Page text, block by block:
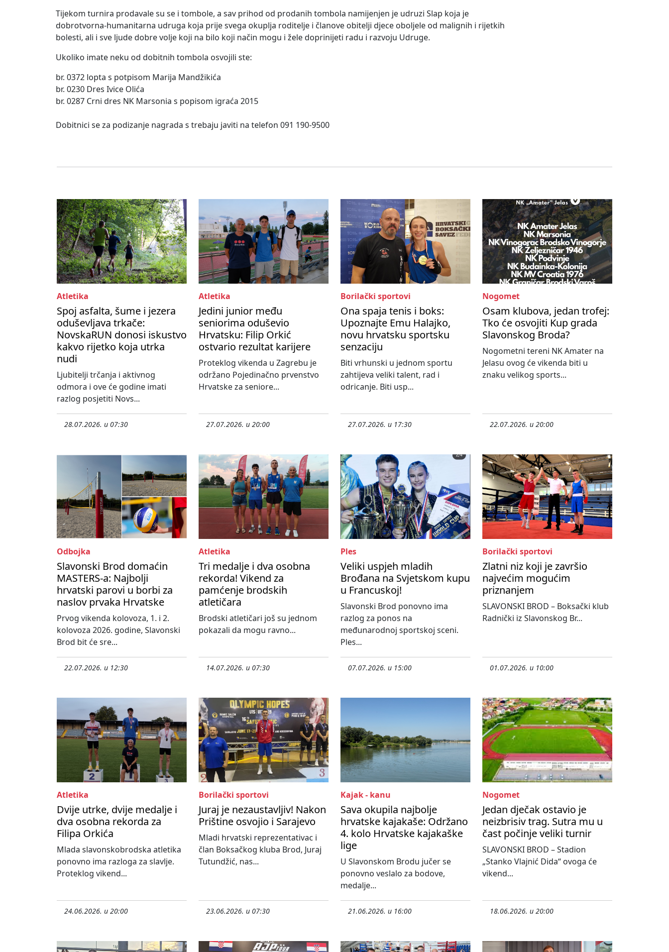
Tijekom turnira prodavale su se i tombole, a sav prihod od prodanih tombola namijenjen je udruzi Slap koja je
dobrotvorna-humanitarna udruga koja prije svega okuplja roditelje i članove obitelji djece oboljele od malignih i rijetkih
bolesti, ali i sve ljude dobre volje koji na bilo koji način mogu i žele doprinijeti radu i razvoju Udruge.
Ukoliko imate neku od dobitnih tombola osvojili ste:
br. 0372 lopta s potpisom Marija Mandžikića
br. 0230 Dres Ivice Olića
br. 0287 Crni dres NK Marsonia s popisom igraća 2015
Dobitnici se za podizanje nagrada s trebaju javiti na telefon 091 190-9500
Atletika
Spoj asfalta, šume i jezera
oduševljava trkače:
NovskaRUN donosi iskustvo
kakvo rijetko koja utrka
nudi
Ljubitelji trčanja i aktivnog
odmora i ove će godine imati
razlog posjetiti Novs...
28.07.2026. u 07:30
Atletika
Jedini junior među
seniorima oduševio
Hrvatsku: Filip Orkić
ostvario rezultat karijere
Proteklog vikenda u Zagrebu je
održano Pojedinačno prvenstvo
Hrvatske za seniore...
27.07.2026. u 20:00
Borilački sportovi
Ona spaja tenis i boks:
Upoznajte Emu Halajko,
novu hrvatsku sportsku
senzaciju
Biti vrhunski u jednom sportu
zahtijeva veliki talent, rad i
odricanje. Biti usp...
27.07.2026. u 17:30
Nogomet
Osam klubova, jedan trofej:
Tko će osvojiti Kup grada
Slavonskog Broda?
Nogometni tereni NK Amater na
Jelasu ovog će vikenda biti u
znaku velikog sports...
22.07.2026. u 20:00
Odbojka
Slavonski Brod domaćin
MASTERS-a: Najbolji
hrvatski parovi u borbi za
naslov prvaka Hrvatske
Prvog vikenda kolovoza, 1. i 2.
kolovoza 2026. godine, Slavonski
Brod bit će sre...
22.07.2026. u 12:30
Atletika
Tri medalje i dva osobna
rekorda! Vikend za
pamćenje brodskih
atletičara
Brodski atletičari još su jednom
pokazali da mogu ravno...
14.07.2026. u 07:30
Ples
Veliki uspjeh mladih
Brođana na Svjetskom kupu
u Francuskoj!
Slavonski Brod ponovno ima
razlog za ponos na
međunarodnoj sportskoj sceni.
Ples...
07.07.2026. u 15:00
Borilački sportovi
Zlatni niz koji je završio
najvećim mogućim
priznanjem
SLAVONSKI BROD – Boksački klub
Radnički iz Slavonskog Br...
01.07.2026. u 10:00
Atletika
Dvije utrke, dvije medalje i
dva osobna rekorda za
Filipa Orkića
Mlada slavonskobrodska atletika
ponovno ima razloga za slavlje.
Proteklog vikend...
24.06.2026. u 20:00
Borilački sportovi
Juraj je nezaustavljiv! Nakon
Prištine osvojio i Sarajevo
Mladi hrvatski reprezentativac i
član Boksačkog kluba Brod, Juraj
Tutundžić, nas...
23.06.2026. u 07:30
Kajak - kanu
Sava okupila najbolje
hrvatske kajakaše: Održano
4. kolo Hrvatske kajakaške
lige
U Slavonskom Brodu jučer se
ponovno veslalo za bodove,
medalje...
21.06.2026. u 16:00
Nogomet
Jedan dječak ostavio je
neizbrisiv trag. Sutra mu u
čast počinje veliki turnir
SLAVONSKI BROD – Stadion
„Stanko Vlajnić Dida“ ovoga će
vikend...
18.06.2026. u 20:00